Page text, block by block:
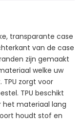
transparante case
van de case
zijn gemaakt
welke uw
zorgt voor
TPU beschikt
het materiaal lang
houdt stof en